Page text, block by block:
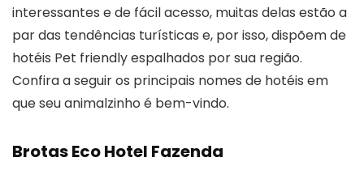
interessantes e de fácil acesso, muitas delas estão a
par das tendências turísticas e, por isso, dispõem de
hotéis Pet friendly espalhados por sua região.
Confira a seguir os principais nomes de hotéis em
que seu animalzinho é bem-vindo.
Brotas Eco Hotel Fazenda